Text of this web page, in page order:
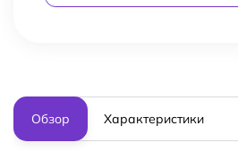
Обзор Характеристики